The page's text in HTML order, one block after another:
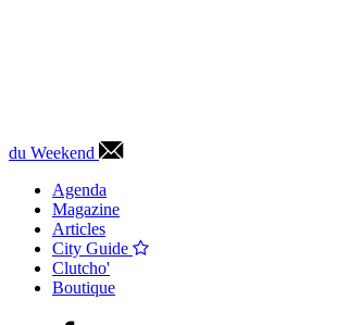
du Weekend
Agenda
Magazine
Articles
City Guide
Clutcho'
Boutique